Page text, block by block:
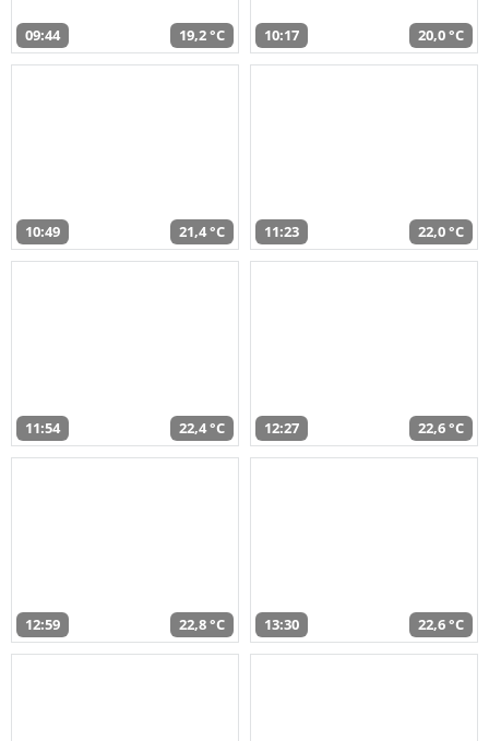
09:44 19,2 °C 10:17 20,0 °C
10:49 21,4 °C 11:23 22,0 °C
11:54 22,4 °C 12:27 22,6 °C
12:59 22,8 °C 13:30 22,6 °C